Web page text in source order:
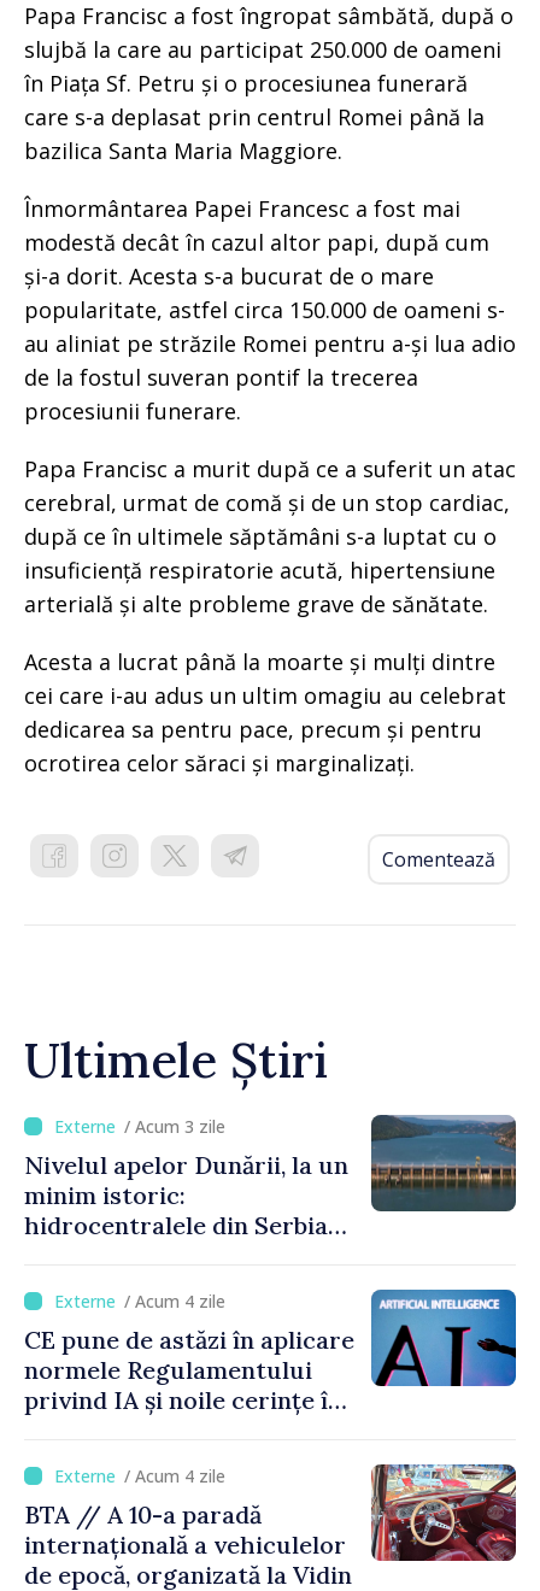
Papa Francisc a fost îngropat sâmbătă, după o
slujbă la care au participat 250.000 de oameni
în Piața Sf. Petru și o procesiunea funerară
care s-a deplasat prin centrul Romei până la
bazilica Santa Maria Maggiore.
Înmormântarea Papei Francesc a fost mai
modestă decât în cazul altor papi, după cum
și-a dorit. Acesta s-a bucurat de o mare
popularitate, astfel circa 150.000 de oameni s-
au aliniat pe străzile Romei pentru a-și lua adio
de la fostul suveran pontif la trecerea
procesiunii funerare.
Papa Francisc a murit după ce a suferit un atac
cerebral, urmat de comă și de un stop cardiac,
după ce în ultimele săptămâni s-a luptat cu o
insuficiență respiratorie acută, hipertensiune
arterială și alte probleme grave de sănătate.
Acesta a lucrat până la moarte și mulți dintre
cei care i-au adus un ultim omagiu au celebrat
dedicarea sa pentru pace, precum și pentru
ocrotirea celor săraci și marginalizați.
Comentează
Ultimele Știri
/ Acum 3 zile
Nivelul apelor Dunării, la un
minim istoric:
hidrocentralele din Serbia
capacitate
/ Acum 4 zile
CE pune de astăzi în aplicare
normele Regulamentului
privind IA și noile cerințe în
/ Acum 4 zile
BTA // A 10-a paradă
internațională a vehiculelor
de epocă, organizată la Vidin